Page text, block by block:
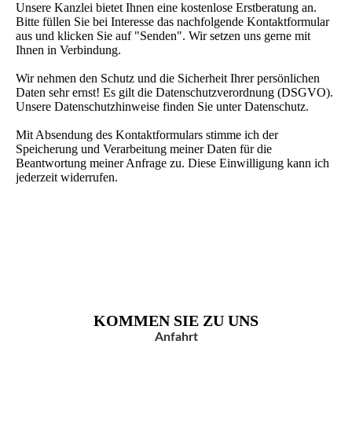
Unsere Kanzlei bietet Ihnen eine kostenlose Erstberatung an.
Bitte füllen Sie bei Interesse das nachfolgende Kontaktformular
aus und klicken Sie auf "Senden". Wir setzen uns gerne mit
Ihnen in Verbindung.
Wir nehmen den Schutz und die Sicherheit Ihrer persönlichen
Daten sehr ernst! Es gilt die Datenschutzverordnung (DSGVO).
Unsere Datenschutzhinweise finden Sie unter Datenschutz.
Mit Absendung des Kontaktformulars stimme ich der
Speicherung und Verarbeitung meiner Daten für die
Beantwortung meiner Anfrage zu. Diese Einwilligung kann ich
jederzeit widerrufen.
KOMMEN SIE ZU UNS
Anfahrt